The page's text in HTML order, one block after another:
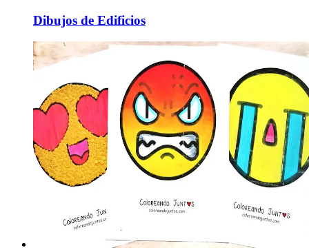
Dibujos de Edificios